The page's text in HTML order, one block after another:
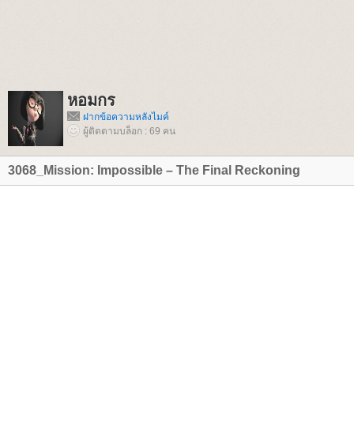
หอมกร
ฝากข้อความหลังไมค์
ผู้ติดตามบล็อก : 69 คน
3068_Mission: Impossible – The Final Reckoning